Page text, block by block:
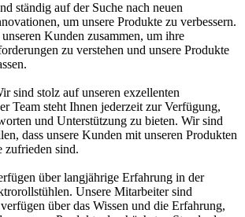
ständig auf der Suche nach neuen
um unsere Produkte zu verbessern.
Kunden zusammen, um ihre
zu verstehen und unsere Produkte
sind stolz auf unseren exzellenten
Team steht Ihnen jederzeit zur Verfügung,
und Unterstützung zu bieten. Wir sind
dass unsere Kunden mit unseren Produkten
zufrieden sind.
über langjährige Erfahrung in der
Unsere Mitarbeiter sind
über das Wissen und die Erfahrung,